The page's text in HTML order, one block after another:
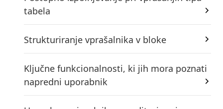
tabela
Strukturiranje vprašalnika v bloke
Ključne funkcionalnosti, ki jih mora poznati
napredni uporabnik